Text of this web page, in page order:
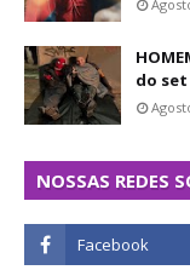
do
NOSSAS REDES